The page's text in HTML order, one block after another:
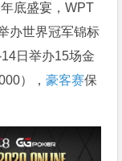
底盛宴，WPT
办世界冠军锦标
日举办15场金
），豪客赛保